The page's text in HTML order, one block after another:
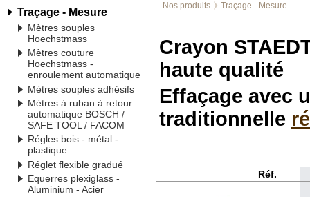
Traçage - Mesure
Mètres souples
Hoechstmass
Mètres couture
Hoechstmass -
enroulement automatique
Mètres souples adhésifs
Mètres à ruban à retour
automatique BOSCH /
SAFE TOOL / FACOM
Régles bois - métal -
plastique
Réglet flexible gradué
Equerres plexiglass -
Aluminium - Acier
Nos produits Traçage - Mesure
Crayon
haute qualité
Effaçage avec
traditionnelle
Réf.